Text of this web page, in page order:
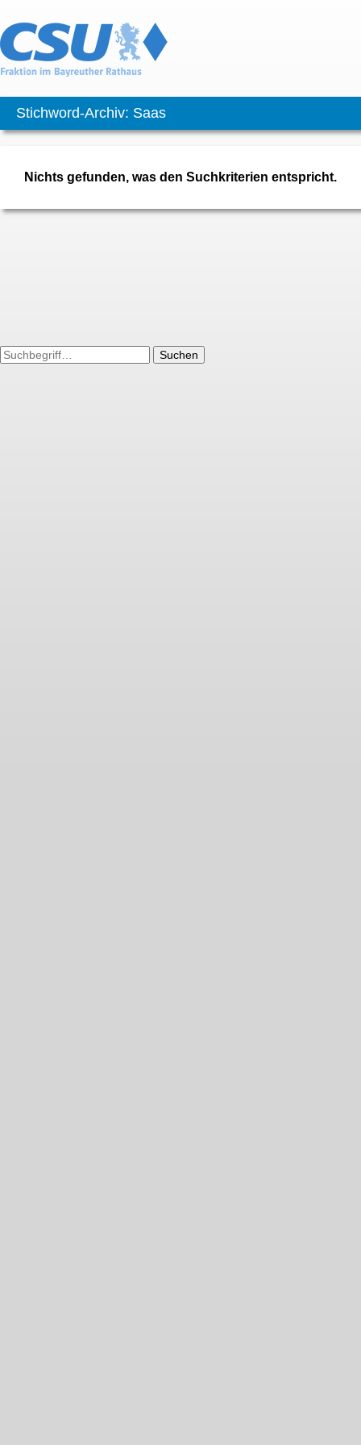
Stichword-Archiv: Saas
Nichts gefunden, was den Suchkriterien entspricht.
Suchen